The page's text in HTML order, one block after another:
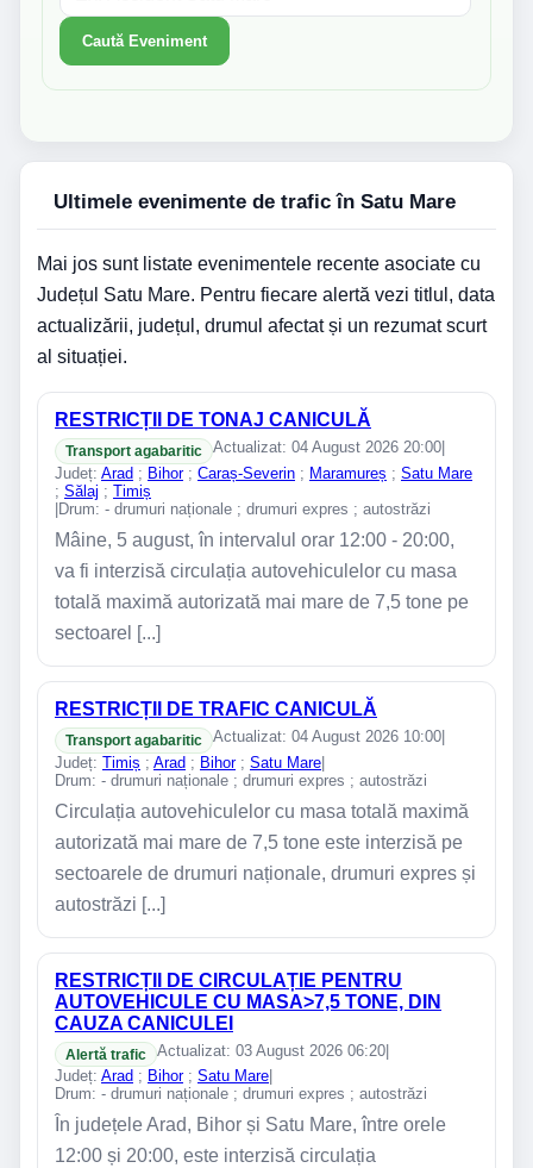
Caută Eveniment
Ultimele evenimente de trafic în Satu Mare
Mai jos sunt listate evenimentele recente asociate cu
Județul Satu Mare. Pentru fiecare alertă vezi titlul, data
actualizării, județul, drumul afectat și un rezumat scurt
al situației.
RESTRICȚII DE TONAJ CANICULĂ
Transport agabaritic Actualizat: 04 August 2026 20:00
Județ: Arad ; Bihor; Caraș-Severin ; Maramureș ; Satu Mare
; Sălaj ; Timiș
Drum: - drumuri naționale ; drumuri expres ; autostrăzi
Mâine, 5 august, în intervalul orar 12:00 - 20:00,
va fi interzisă circulația autovehiculelor cu masa
totală maximă autorizată mai mare de 7,5 tone pe
sectoarel [...]
RESTRICȚII DE TRAFIC CANICULĂ
Transport agabaritic Actualizat: 04 August 2026 10:00
Județ: Timiș ; Arad ; Bihor; Satu Mare|
Drum: - drumuri naționale ; drumuri expres ; autostrăzi
Circulația autovehiculelor cu masa totală maximă
autorizată mai mare de 7,5 tone este interzisă pe
sectoarele de drumuri naționale, drumuri expres și
autostrăzi [...]
RESTRICȚII DE CIRCULAȚIE PENTRU
AUTOVEHICULE CU MASA>7,5 TONE, DIN
CAUZA CANICULEI
Alertă trafic Actualizat: 03 August 2026 06:20|
Județ: Arad ; Bihor; Satu Mare
Drum: - drumuri naționale ; drumuri expres ; autostrăzi
În județele Arad, Bihor și Satu Mare, între orele
12:00 și 20:00, este interzisă circulația